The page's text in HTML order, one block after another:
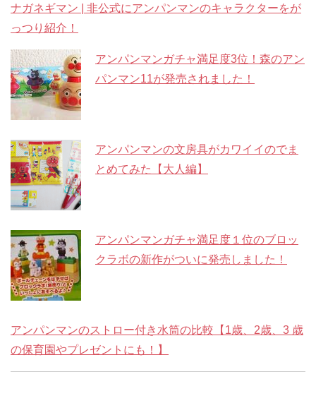
ナガネギマン | 非公式にアンパンマンのキャラクターをが
っつり紹介！
アンパンマンガチャ満足度3位！森のアン
パンマン11が発売されました！
アンパンマンの文房具がカワイイのでま
とめてみた【大人編】
アンパンマンガチャ満足度１位のブロッ
クラボの新作がついに発売しました！
アンパンマンのストロー付き水筒の比較【1歳、2歳、3 歳
の保育園やプレゼントにも！】